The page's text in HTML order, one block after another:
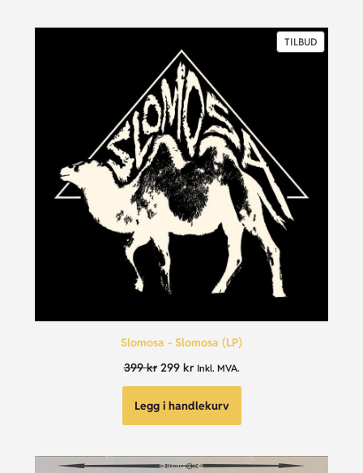
TILBUD
Slomosa - Slomosa (LP)
399kr 299 kr Inkl. MVA.
Legg i handlekurv